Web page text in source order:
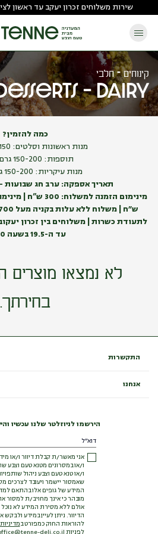
to
content
שירות משלוחים זכרון יעקב עד ראשון
קינוחים - חלבי
– Dairy
כמה להזמין?
מנות ראשונות וסלטים: 150 גרם לסועד
תוספות: 150-200 גרם לסועד
מנות עיקריות: 150-200 גרם לסועד
תאריך אספקה: ערב חג שבועות – 21.05 יום
ש״ח | משלוח ללא עלות בקניה מעל 700 ש”ח | התפריט כשר
לתעודת כשרות | משלוחים בין זכרון
עד ה-19.5 בשעה 10:00
לא נמצאו מוצרים
בחירתך.
התקשרות
אנחנו
הירשמו לניוזלטר שלנו עכשיו
אני מאשר/ת קבלת דיוור ו/או
ו/או במסרונים מטנא טעם וצבע
ו/או טנא טעם וצבע ניהול
שאמסור יישמר ויעובד לצרכים
המידע של גופים אלו בהתאם
מובהר כי אינך מחויב/ת למסור
אולם ללא מסירת המידע לא
הדיוור. ניתן לעיין במידע
להוראות החוק כמפורט ב